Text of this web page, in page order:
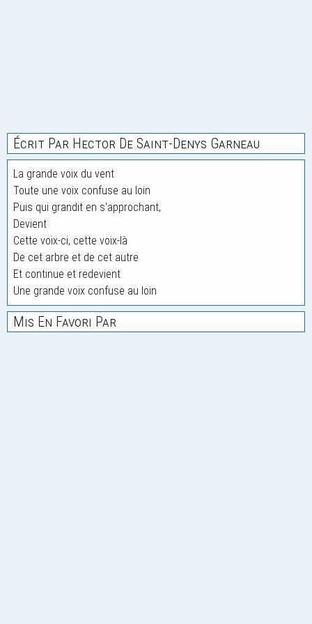
Écrit Par Hector De Saint-Denys Garneau
La grande voix du vent
Toute une voix confuse au loin
Puis qui grandit en s'approchant,
Devient
Cette voix-ci, cette voix-là
De cet arbre et de cet autre
Et continue et redevient
Une grande voix confuse au loin
Mis En Favori Par